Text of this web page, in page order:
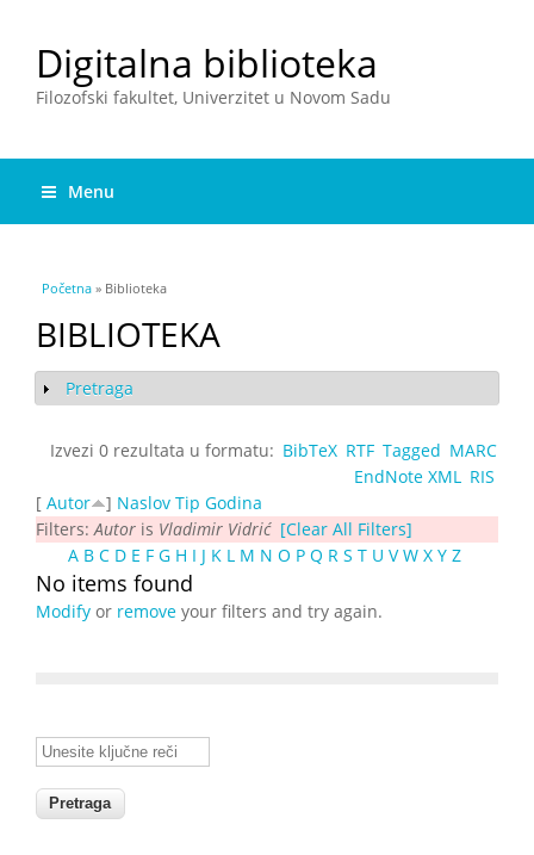
Digitalna biblioteka
Filozofski fakultet, Univerzitet u Novom Sadu
Menu
You are here
Početna » Biblioteka
BIBLIOTEKA
Show
Pretraga
Izvezi 0 rezultata u formatu: BibTeX RTF Tagged MARC
EndNote XML
RIS
[ Autor ] Naslov Tip Godina
Filters: Autor is Vladimir Vidrić [Clear All Filters]
A B C D E F G H I J K L M N O P Q R S T U V W X Y Z
No items found
Modify or remove your filters and try again.
Unesite ključne reči